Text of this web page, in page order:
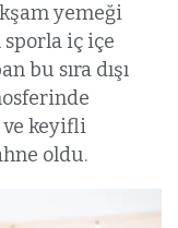
yemeği
sporla iç içe
bu sıra dışı
ve keyifli
oldu.